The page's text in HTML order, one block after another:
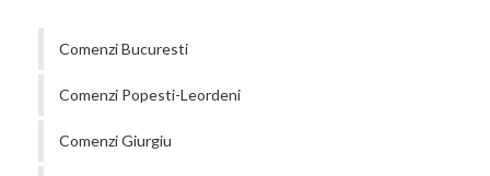
Comenzi Bucuresti
Comenzi Popesti-Leordeni
Comenzi Giurgiu